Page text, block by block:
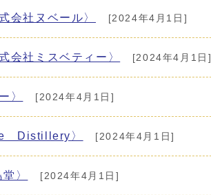
社ヌベール〉 [2024年4月1日]
社ミスベティー〉 [2024年4月1日]
〉 [2024年4月1日]
Distillery〉 [2024年4月1日]
〉 [2024年4月1日]